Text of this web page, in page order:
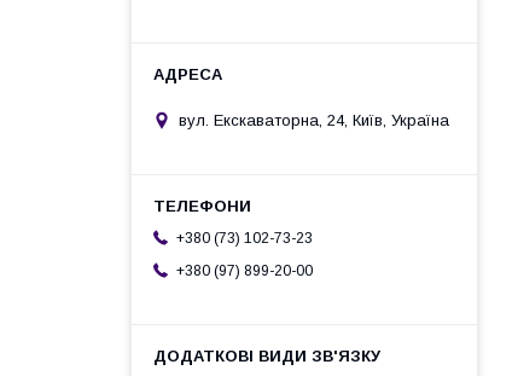
вул. Екскаваторна, 24, Київ, Україна
+380 (73) 102-73-23
+380 (97) 899-20-00